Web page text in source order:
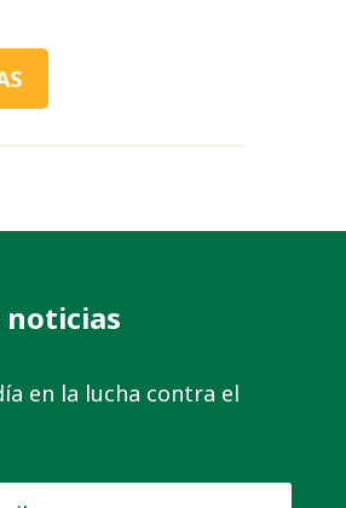
noticias
en la lucha contra el